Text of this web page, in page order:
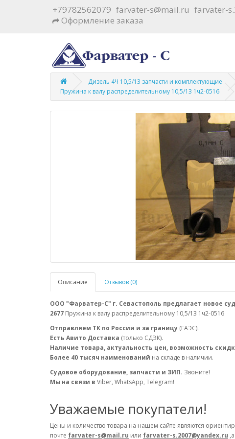
+79782562079 farvater-s@mail.ru farvater-
Оформление заказа
Дизель 4Ч 10,5/13 запчасти и комплектующие
Пружина к валу распределительному 10,5/13 1ч2-0516
Описание Отзывов (0)
ООО "Фарватер-С" г. Севастополь предлагает новое
2677 Пружина к валу распределительному 10,5/13 1ч2-0516
Отправляем ТК по России и за границу (ЕАЭС).
Есть Авито Доставка (только СДЭК).
Наличие товара, актуальность цен, возможность
Более 40 тысяч наименований на складе в наличии.
Судовое оборудование, запчасти и ЗИП. Звоните!
Мы на связи в Viber, WhatsApp, Telegram!
Уважаемые покупатели!
Цены и количество товара на нашем сайте являются
почте farvater-s@mail.ru или farvater-s.2007@yandex.ru